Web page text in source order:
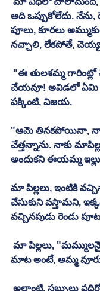
అది ఒప్పుకోలేదు.
పూలు, కూరలు
నచ్చాలి, లేకపోతే,
చేయవూ! అవిడలో ఏమి
పక్కింటి, విజయ.
"ఆమె తినకపోయినా,
చేత్తన్నాను. నాకు
అందుకని ఈయమ్మ
మా పిల్లలు, ఇంటికి
చేసుకుని వస్తామని,
వచ్చినపుడు రెండు
మాట అంటే, అమ్మ